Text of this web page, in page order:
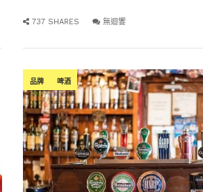
737 SHARES 無迴響
品牌 啤酒